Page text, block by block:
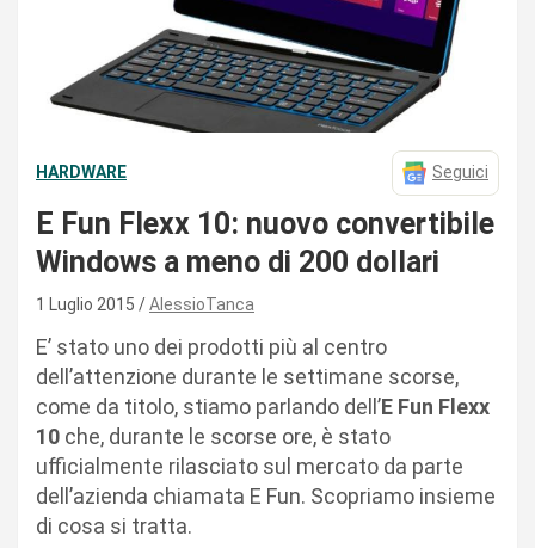
HARDWARE Seguici
E Fun Flexx 10: nuovo convertibile
Windows a meno di 200 dollari
1 Luglio 2015 AlessioTanca
E’ stato uno dei prodotti più al centro
dell’attenzione durante le settimane scorse,
come da titolo, stiamo parlando dell’E Fun Flexx
10 che, durante le scorse ore, è stato
ufficialmente rilasciato sul mercato da parte
dell’azienda chiamata E Fun. Scopriamo insieme
di cosa si tratta.